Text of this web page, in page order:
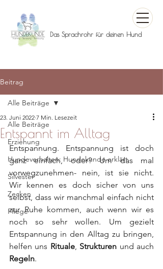
Das Sprachrohr für deinen Hund
Beitrag
Alle Beiträge
Erziehung
Hundeverhalten: Hundekunde erklärt
Silvester
Zecken
Pflege
Alle Beiträge
Entspannt im Alltag
23. Juni 2022 7 Min. Lesezeit
Entspannung. Entspannung ist doch
ganz einfach, oder? Um das mal
vorwegzunehmen- nein, ist sie nicht.
Wir kennen es doch sicher von uns
selbst, dass wir manchmal einfach nicht
zur Ruhe kommen, auch wenn wir es
noch so sehr wollen. Um gezielt
Entspannung in den Alltag zu bringen,
helfen uns Rituale, Strukturen
Regeln.